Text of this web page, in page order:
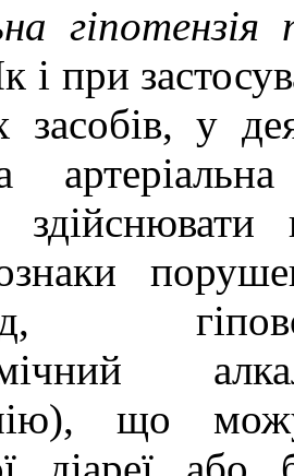
і при
засобів, у
що